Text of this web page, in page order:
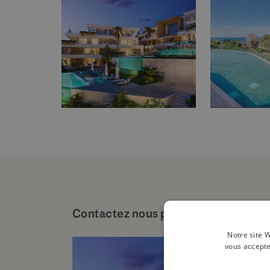
Contactez nous pour plus de détails
Notre site
vous